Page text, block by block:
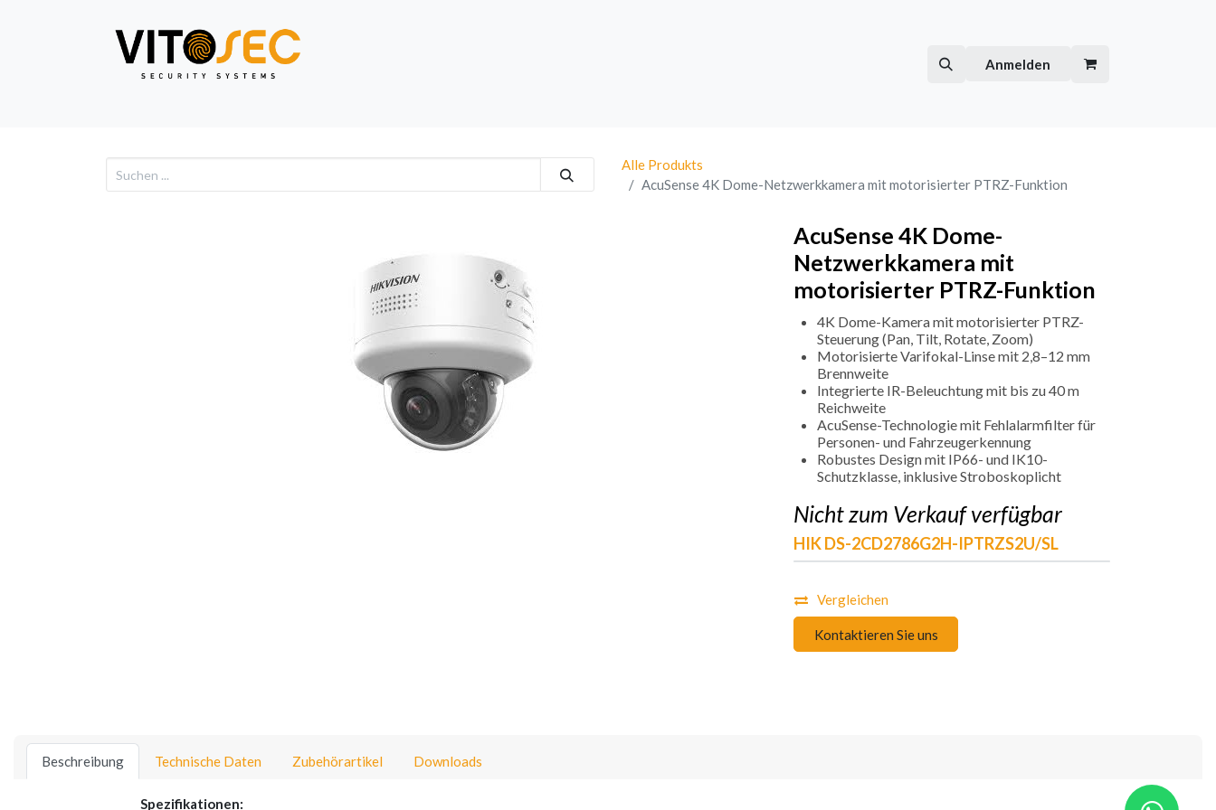
Video Alarm Anmelden
Alle Produkts
AcuSense 4K Dome-Netzwerkkamera mit motorisierter PTRZ-Funktion
AcuSense 4K Dome-
Netzwerkkamera mit
motorisierter PTRZ-Funktion
4K Dome-Kamera mit motorisierter PTRZ-
Steuerung (Pan, Tilt, Rotate, Zoom)
Motorisierte Varifokal-Linse mit 2,8–12 mm
Brennweite
Integrierte IR-Beleuchtung mit bis zu 40 m
Reichweite
AcuSense-Technologie mit Fehlalarmfilter für
Personen- und Fahrzeugerkennung
Robustes Design mit IP66- und IK10-
Schutzklasse, inklusive Stroboskoplicht
Nicht zum Verkauf verfügbar
HIK DS-2CD2786G2H-IPTRZS2U/SL
Vergleichen
Kontaktieren Sie uns
Beschreibung Technische Daten Zubehörartikel Downloads
Spezifikationen: